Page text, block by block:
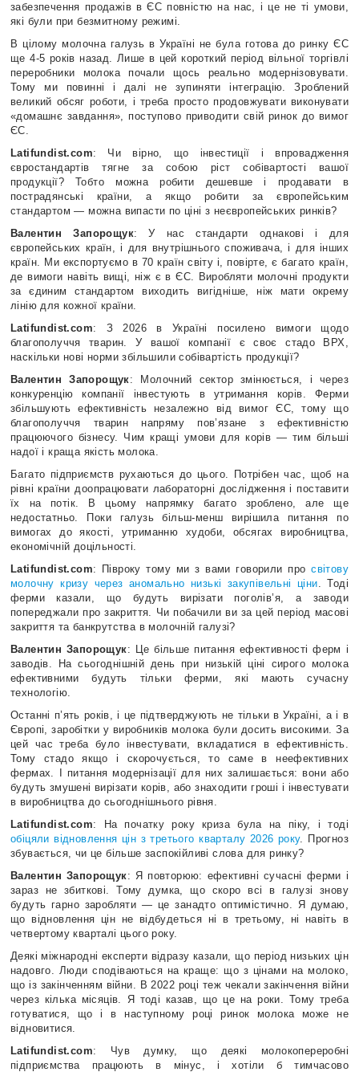
забезпечення продажів в ЄС повністю на нас, і це не ті умови,
які були при безмитному режимі.
В цілому молочна галузь в Україні не була готова до ринку ЄС
ще 4-5 років назад. Лише в цей короткий період вільної торгівлі
переробники молока почали щось реально модернізовувати.
Тому ми повинні і далі не зупиняти інтеграцію. Зроблений
великий обсяг роботи, і треба просто продовжувати виконувати
«домашнє завдання», поступово приводити свій ринок до вимог
ЄС.
Latifundist.com: Чи вірно, що інвестиції і впровадження
євростандартів тягне за собою ріст собівартості вашої
продукції? Тобто можна робити дешевше і продавати в
пострадянські країни, а якщо робити за європейським
стандартом — можна випасти по ціні з неєвропейських ринків?
Валентин Запорощук: У нас стандарти однакові і для
європейських країн, і для внутрішнього споживача, і для інших
країн. Ми експортуємо в 70 країн світу і, повірте, є багато країн,
де вимоги навіть вищі, ніж є в ЄС. Виробляти молочні продукти
за єдиним стандартом виходить вигідніше, ніж мати окрему
лінію для кожної країни.
Latifundist.com: З 2026 в Україні посилено вимоги щодо
благополуччя тварин. У вашої компанії є своє стадо ВРХ,
наскільки нові норми збільшили собівартість продукції?
Валентин Запорощук: Молочний сектор змінюється, і через
конкуренцію компанії інвестують в утримання корів. Ферми
збільшують ефективність незалежно від вимог ЄС, тому що
благополуччя тварин напряму пов’язане з ефективністю
працюючого бізнесу. Чим кращі умови для корів — тим більші
надої і краща якість молока.
Багато підприємств рухаються до цього. Потрібен час, щоб на
рівні країни доопрацювати лабораторні дослідження і поставити
їх на потік. В цьому напрямку багато зроблено, але ще
недостатньо. Поки галузь більш-менш вирішила питання по
вимогах до якості, утриманню худоби, обсягах виробництва,
економічній доцільності.
Latifundist.com: Півроку тому ми з вами говорили просвітову
молочну кризу через аномально низькі закупівельні ціни. Тоді
ферми казали, що будуть вирізати поголів’я, а заводи
попереджали про закриття. Чи побачили ви за цей період масові
закриття та банкрутства в молочній галузі?
Валентин Запорощук: Це більше питання ефективності ферм і
заводів. На сьогоднішній день при низькій ціні сирого молока
ефективними будуть тільки ферми, які мають сучасну
технологію.
Останні п’ять років, і це підтверджують не тільки в Україні, а і в
Європі, заробітки у виробників молока були досить високими. За
цей час треба було інвестувати, вкладатися в ефективність.
Тому стадо якщо і скорочується, то саме в неефективних
фермах. І питання модернізації для них залишається: вони або
будуть змушені вирізати корів, або знаходити гроші і інвестувати
в виробництва до сьогоднішнього рівня.
Latifundist.com: На початку року криза була на піку, і тоді
обіцяли відновлення цін з третього кварталу 2026 року. Прогноз
збувається, чи це більше заспокійливі слова для ринку?
Валентин Запорощук: Я повторюю: ефективні сучасні ферми і
зараз не збиткові. Тому думка, що скоро всі в галузі знову
будуть гарно заробляти — це занадто оптимістично. Я думаю,
що відновлення цін не відбудеться ні в третьому, ні навіть в
четвертому кварталі цього року.
Деякі міжнародні експерти відразу казали, що період низьких цін
надовго. Люди сподіваються на краще: що з цінами на молоко,
що із закінченням війни. В 2022 році теж чекали закінчення війни
через кілька місяців. Я тоді казав, що це на роки. Тому треба
готуватися, що і в наступному році ринок молока може не
відновитися.
Latifundist.com: Чув думку, що деякі молокопереробні
підприємства працюють в мінус, і хотіли б тимчасово